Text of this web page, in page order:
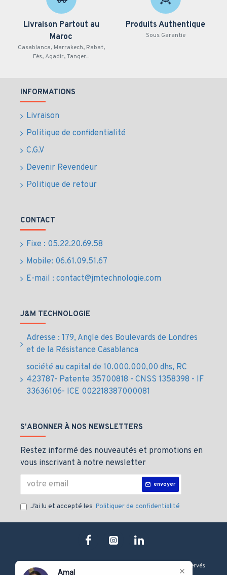
Amal
Livraison Partout au
Maroc
Casablanca, Marrakech, Rabat,
Fès, Agadir, Tanger...
Produits Authentique
Sous Garantie
INFORMATIONS
Livraison
Politique de confidentialité
C.G.V
Devenir Revendeur
Politique de retour
CONTACT
Fixe : 05.22.20.69.58
Mobile: 06.61.09.51.67
E-mail : contact@jmtechnologie.com
J&M TECHNOLOGIE
Adresse : 179, Angle des Boulevards de Londres
et de la Résistance Casablanca
société au capital de 10.000.000,00 dhs, RC
423787- Patente 35700818 - CNSS 1358398 - IF
33636106- ICE 002218387000081
S'ABONNER À NOS NEWSLETTERS
Restez informé des nouveautés et promotions en
vous inscrivant à notre newsletter
envoyer
J’ai lu et accepté les Politiquer de confidentialité
Copyright © 2019, J&M technologie, Tous les droits sont Réservés